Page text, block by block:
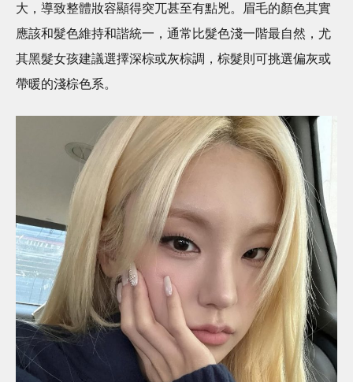
大，導致整體妝容顯得突兀甚至有點兇。眉毛的顏色其實
應該和髮色維持和諧統一，通常比髮色淺一階最自然，尤
其黑髮女孩建議選擇深棕或灰棕調，棕髮則可挑選偏灰或
帶暖的淺棕色系。